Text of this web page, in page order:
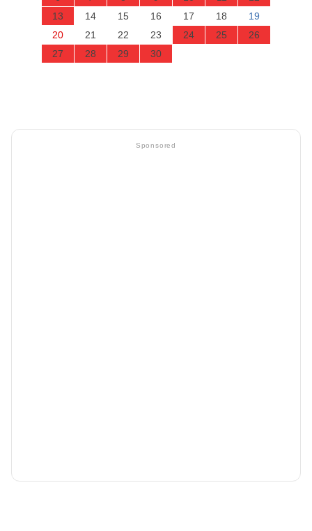
13
14 15 16 17 18
19
20
21 22 23 24 25
26
27
28 29 30
Sponsored